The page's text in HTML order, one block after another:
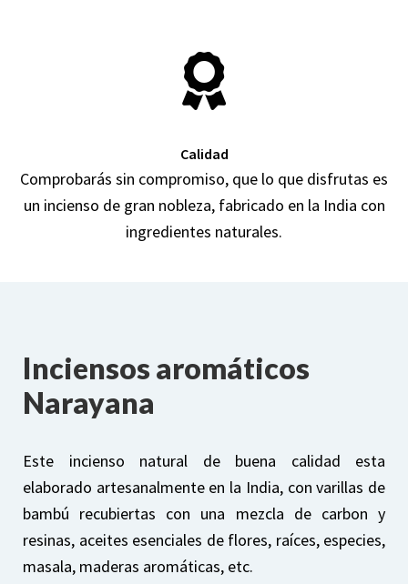
Calidad
Comprobarás sin compromiso, que lo que disfrutas es
un incienso de gran nobleza, fabricado en la India con
ingredientes naturales.
Inciensos aromáticos
Narayana
Este incienso natural de buena calidad esta
elaborado artesanalmente en la India, con varillas de
bambú recubiertas con una mezcla de carbon y
resinas, aceites esenciales de flores, raíces, especies,
masala, maderas aromáticas, etc.